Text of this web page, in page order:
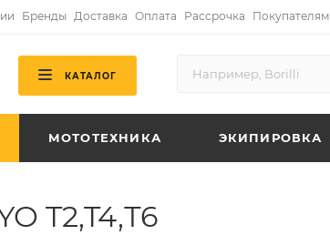
Бренды Доставка Оплата Рассрочка Покупателям
КАТАЛОГ
МОТОТЕХНИКА ЭКИПИРОВКА
T2,T4,Т6